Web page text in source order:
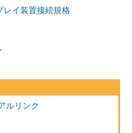
レイ装置接続規格
ルリンク